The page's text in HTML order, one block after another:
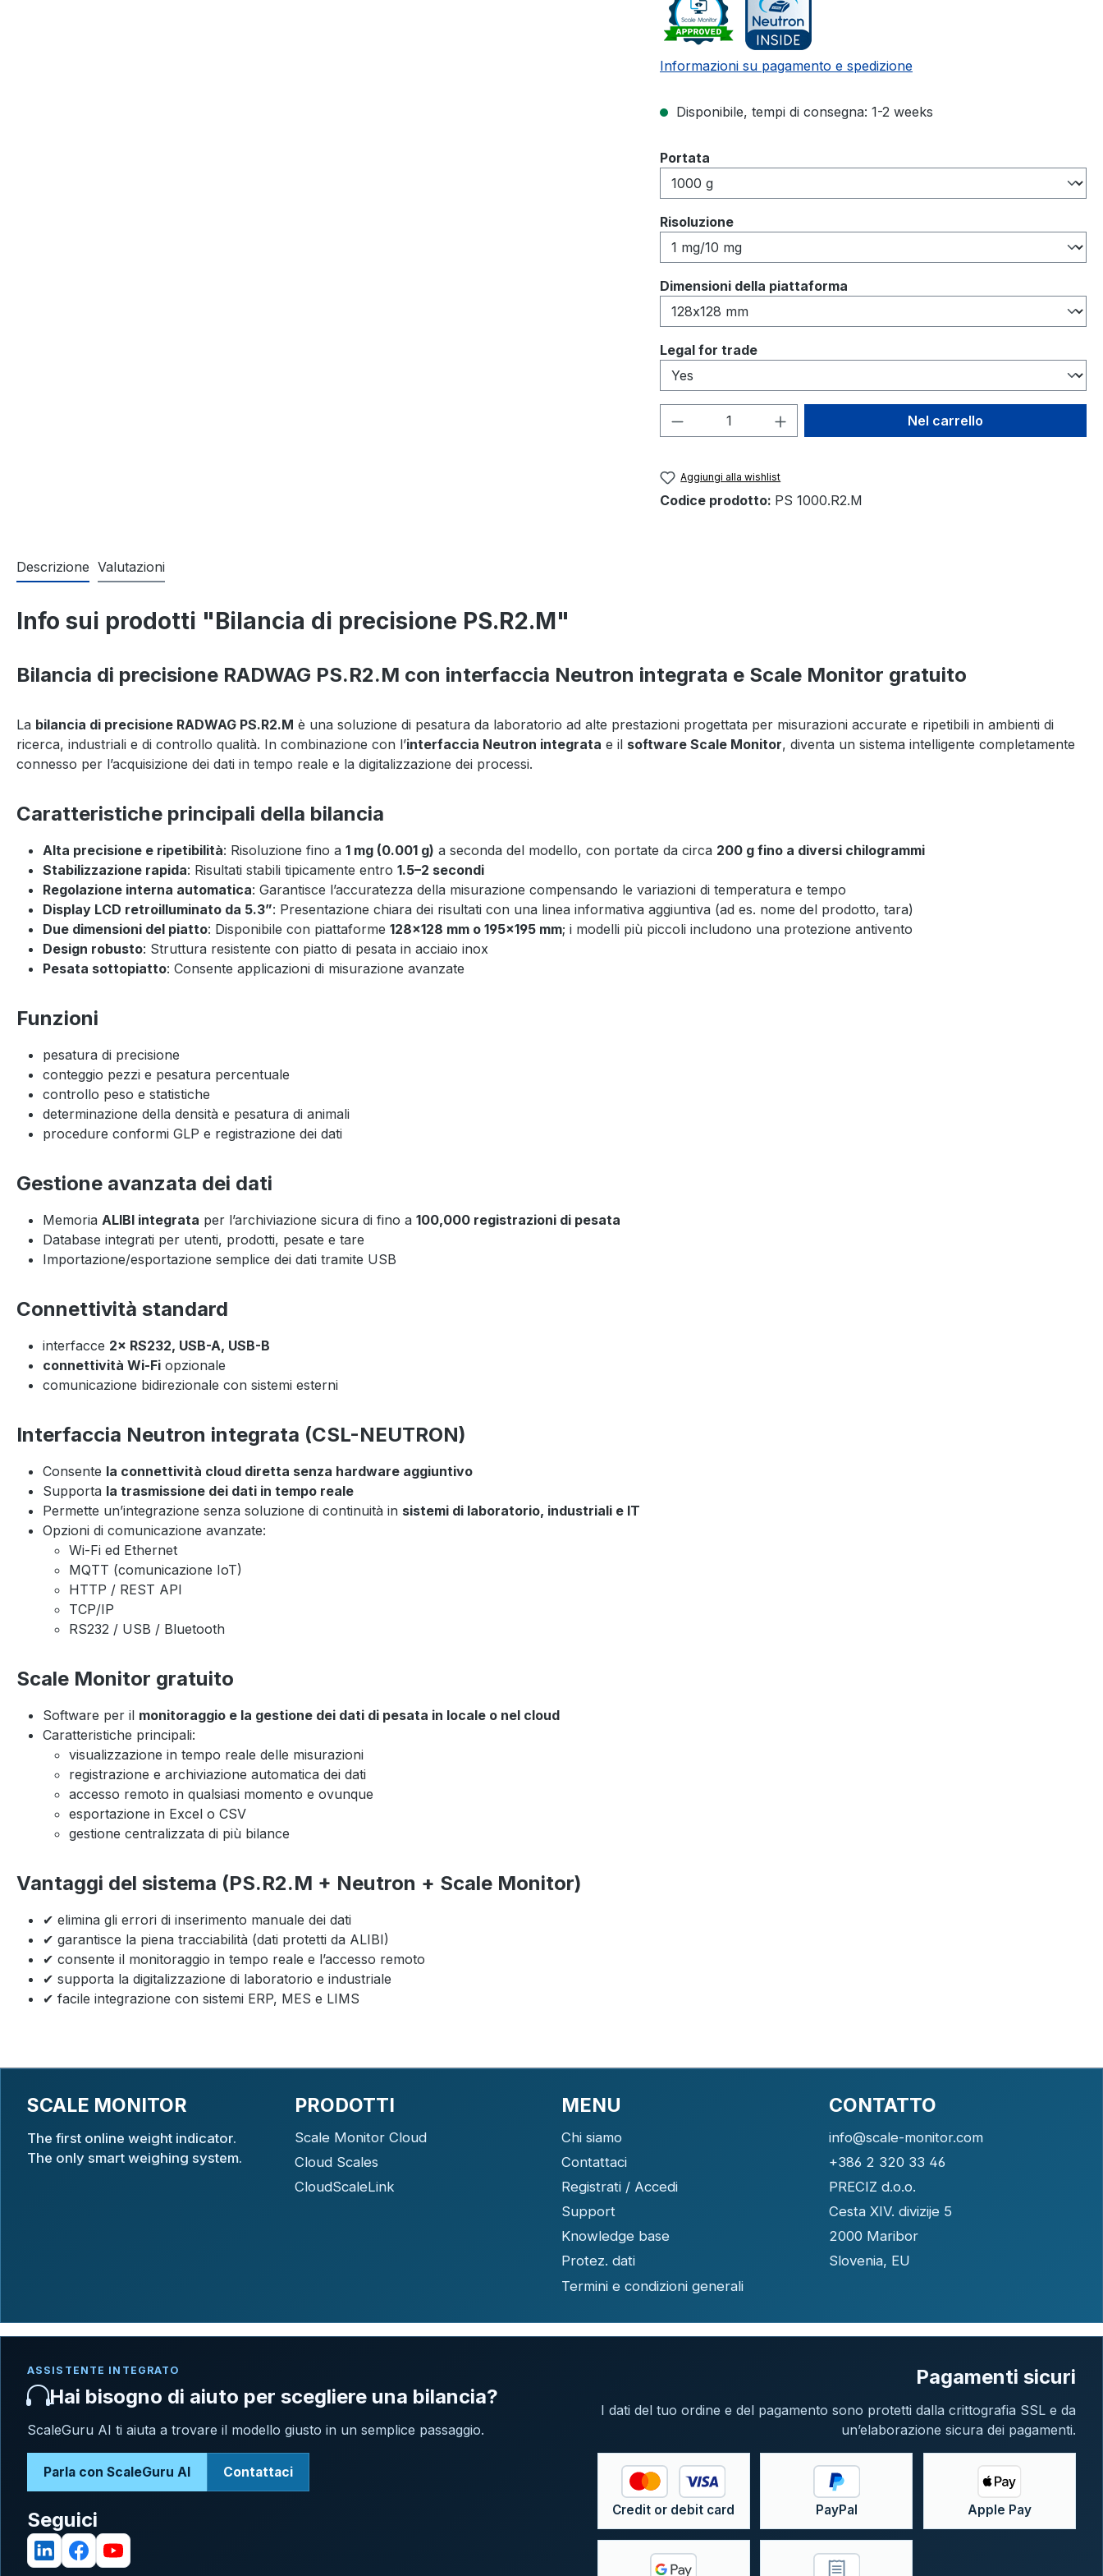
Informazioni su pagamento e spedizione
Disponibile, tempi di consegna: 1-2 weeks
Seleziona
Portata
Seleziona
Risoluzione
Seleziona
Dimensioni della piattaforma
Seleziona
Legal for trade
Quantità del prodotto: inserisci la quantità
Nel carrello
Aggiungi alla wishlist
Codice prodotto: PS 1000.R2.M
Descrizione Valutazioni
Info sui prodotti "Bilancia di precisione PS.R2.M"
Bilancia di precisione RADWAG PS.R2.M con interfaccia Neutron integrata e Scale Monitor gratuito
La bilancia di precisione RADWAG PS.R2.M è una soluzione di pesatura da laboratorio ad alte prestazioni progettata per misurazioni accurate e ripetibili in ambienti di
ricerca, industriali e di controllo qualità. In combinazione con l’interfaccia Neutron integrata e il software Scale Monitor, diventa un sistema intelligente completamente
connesso per l’acquisizione dei dati in tempo reale e la digitalizzazione dei processi.
Caratteristiche principali della bilancia
Alta precisione e ripetibilità: Risoluzione fino a 1 mg (0.001 g) a seconda del modello, con portate da circa 200 g fino a diversi chilogrammi
Stabilizzazione rapida: Risultati stabili tipicamente entro 1.5–2 secondi
Regolazione interna automatica: Garantisce l’accuratezza della misurazione compensando le variazioni di temperatura e tempo
Display LCD retroilluminato da 5.3”: Presentazione chiara dei risultati con una linea informativa aggiuntiva (ad es. nome del prodotto, tara)
Due dimensioni del piatto: Disponibile con piattaforme 128×128 mm o 195×195 mm; i modelli più piccoli includono una protezione antivento
Design robusto: Struttura resistente con piatto di pesata in acciaio inox
Pesata sottopiatto: Consente applicazioni di misurazione avanzate
Funzioni
pesatura di precisione
conteggio pezzi e pesatura percentuale
controllo peso e statistiche
determinazione della densità e pesatura di animali
procedure conformi GLP e registrazione dei dati
Gestione avanzata dei dati
Memoria ALIBI integrata per l’archiviazione sicura di fino a 100,000 registrazioni di pesata
Database integrati per utenti, prodotti, pesate e tare
Importazione/esportazione semplice dei dati tramite USB
Connettività standard
interfacce 2× RS232, USB-A, USB-B
connettività Wi-Fi opzionale
comunicazione bidirezionale con sistemi esterni
Interfaccia Neutron integrata (CSL-NEUTRON)
Consente la connettività cloud diretta senza hardware aggiuntivo
Supporta la trasmissione dei dati in tempo reale
Permette un’integrazione senza soluzione di continuità in sistemi di laboratorio, industriali e IT
Opzioni di comunicazione avanzate:
Wi-Fi ed Ethernet
MQTT (comunicazione IoT)
HTTP / REST API
TCP/IP
RS232 / USB / Bluetooth
Scale Monitor gratuito
Software per il monitoraggio e la gestione dei dati di pesata in locale o nel cloud
Caratteristiche principali:
visualizzazione in tempo reale delle misurazioni
registrazione e archiviazione automatica dei dati
accesso remoto in qualsiasi momento e ovunque
esportazione in Excel o CSV
gestione centralizzata di più bilance
Vantaggi del sistema (PS.R2.M + Neutron + Scale Monitor)
✔ elimina gli errori di inserimento manuale dei dati
✔ garantisce la piena tracciabilità (dati protetti da ALIBI)
✔ consente il monitoraggio in tempo reale e l’accesso remoto
✔ supporta la digitalizzazione di laboratorio e industriale
✔ facile integrazione con sistemi ERP, MES e LIMS
SCALE MONITOR
The first online weight indicator.
The only smart weighing system.
PRODOTTI
Scale Monitor Cloud
Cloud Scales
CloudScaleLink
MENU
Chi siamo
Contattaci
Registrati / Accedi
Support
Knowledge base
Protez. dati
Termini e condizioni generali
CONTATTO
info@scale-monitor.com
+386 2 320 33 46
PRECIZ d.o.o.
Cesta XIV. divizije 5
2000 Maribor
Slovenia, EU
ASSISTENTE INTEGRATO
Hai bisogno di aiuto per scegliere una bilancia?
ScaleGuru AI ti aiuta a trovare il modello giusto in un semplice passaggio.
Parla con ScaleGuru AI Contattaci
Seguici
Pagamenti sicuri
I dati del tuo ordine e del pagamento sono protetti dalla crittografia SSL e da
un’elaborazione sicura dei pagamenti.
Credit or debit card PayPal Apple Pay